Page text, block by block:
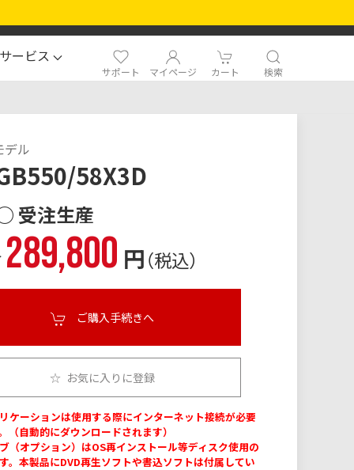
サポート マイページ カート 検索
ービス
58X3D
デル
受注生産
289,800 円（税込）
ご購入手続きへ
お気に入りに登録
ケーションは使用する際にインターネット接続が必要
（自動的にダウンロードされます）
（オプション）はOS再インストール等ディスク使用の
。本製品にDVD再生ソフトや書込ソフトは付属してい